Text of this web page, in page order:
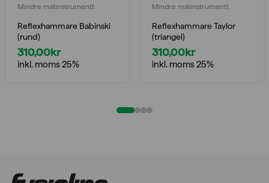
Mindre mätinstrumentt
Reflexhammare Babinski
(rund)
310,00kr
inkl. moms 25%
Mindre mätinstrumentt
Reflexhammare Taylor
(triangel)
310,00kr
inkl. moms 25%